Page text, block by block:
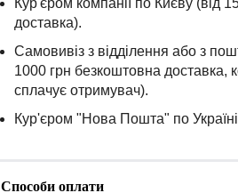
Кур'єром компанії по Києву (від
доставка).
Самовивіз з відділення або з
1000 грн безкоштовна доставка,
сплачує отримувач).
Кур'єром "Нова Пошта" по
Способи оплати